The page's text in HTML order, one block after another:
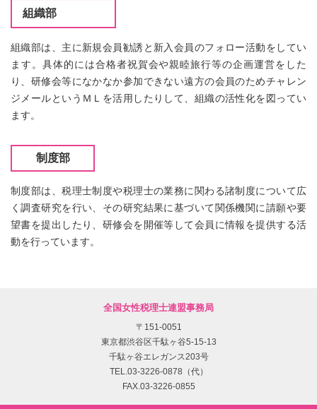
組織部
組織部は、主に新規会員勧誘と新入会員のフォロー活動をしてい
ます。具体的には合格者祝賀会や親睦旅行等の企画運営をした
り、研修会等になかなか参加できない遠方の会員のためチャレン
ジメールというＭＬを活用したりして、組織の活性化を図ってい
ます。
制度部
制度部は、税理士制度や税理士の業務に関わる諸制度について広
く調査研究を行い、その研究結果に基づいて関係機関に請願や要
望書を提出したり、研修会を開催等して会員に情報を提供する活
動を行っています。
全国女性税理士連盟事務局
〒151-0051
東京都渋谷区千駄ヶ谷5-15-13
千駄ヶ谷エレガンス203号
TEL.03-3226-0878（代）
FAX.03-3226-0855